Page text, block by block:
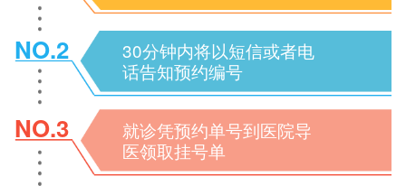
NO.2
30分钟内将以短信或者电
话告知预约编号
NO.3
就诊凭预约单号到医院导
医领取挂号单